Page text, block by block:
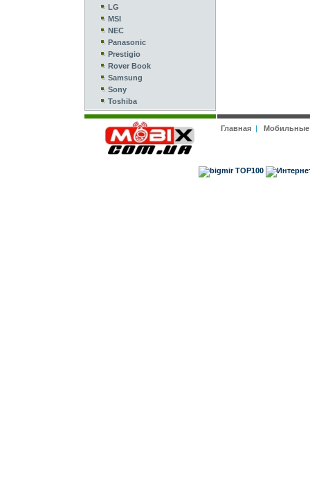
LG
MSI
NEC
Panasonic
Prestigio
Rover Book
Samsung
Sony
Toshiba
Главная|